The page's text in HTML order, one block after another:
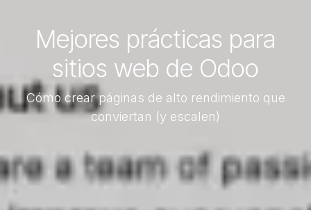
Mejores prácticas para
sitios web de Odoo
Cómo crear páginas de alto rendimiento que
conviertan (y escalen)